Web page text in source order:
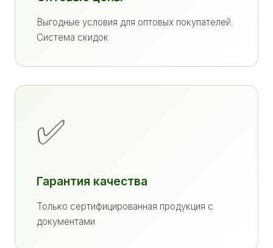
Выгодные условия для оптовых покупателей.
Система скидок
✅
Гарантия качества
Только сертифицированная продукция с
документами